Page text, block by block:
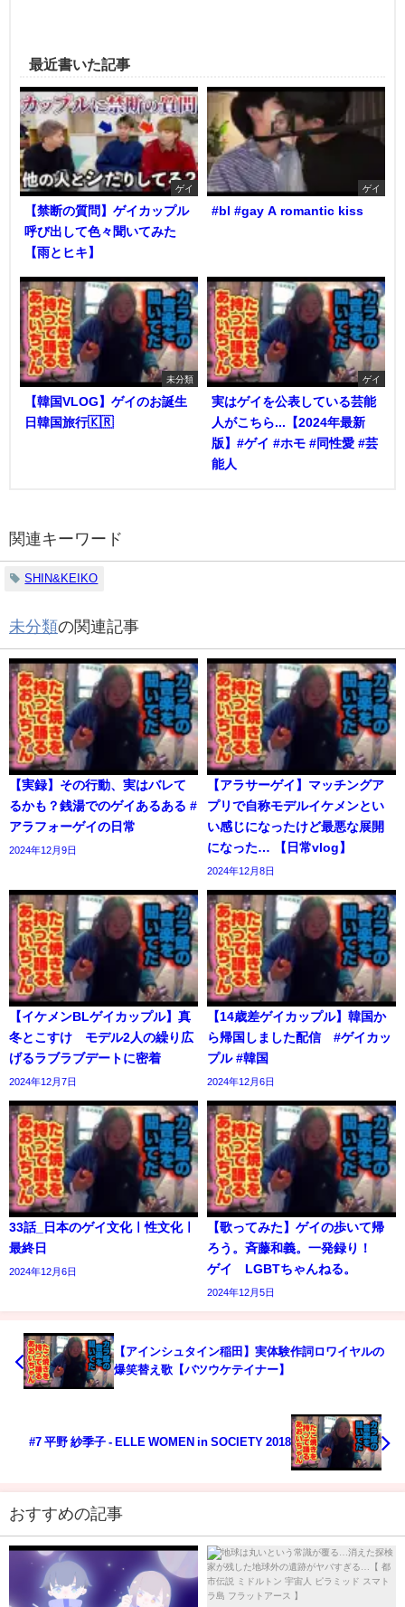
最近書いた記事
ゲイ
【禁断の質問】ゲイカップル
呼び出して色々聞いてみた
【雨とヒキ】
ゲイ
#bl #gay A romantic kiss
未分類
【韓国VLOG】ゲイのお誕生
日韓国旅行🇰🇷
ゲイ
実はゲイを公表している芸能
人がこちら...【2024年最新
版】#ゲイ #ホモ #同性愛 #芸
能人
関連キーワード
SHIN&KEIKO
未分類の関連記事
【実録】その行動、実はバレて
るかも？銭湯でのゲイあるある #
アラフォーゲイの日常
2024年12月9日
【アラサーゲイ】マッチングア
プリで自称モデルイケメンとい
い感じになったけど最悪な展開
になった… 【日常vlog】
2024年12月8日
【イケメンBLゲイカップル】真
冬とこすけ モデル2人の繰り広
げるラブラブデートに密着
2024年12月7日
【14歳差ゲイカップル】韓国か
ら帰国しました配信 #ゲイカッ
プル #韓国
2024年12月6日
33話_日本のゲイ文化ㅣ性文化ㅣ
最終日
2024年12月6日
【歌ってみた】ゲイの歩いて帰
ろう。斉藤和義。一発録り！
ゲイ LGBTちゃんねる。
2024年12月5日
【アインシュタイン稲田】実体験作詞ロワイヤルの
爆笑替え歌【バツウケテイナー】
#7 平野 紗季子 - ELLE WOMEN in SOCIETY 2018
おすすめの記事